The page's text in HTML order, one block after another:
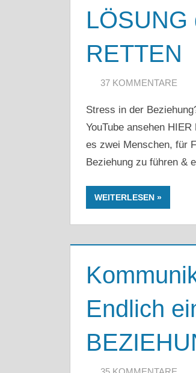
LÖSUNG
RETTEN
20. MÄRZ 2020
37 KOMMENTARE
Stress in der
YouTube ansehen
es zwei Menschen, für
Beziehung zu führen &
WEITERLESEN
Endlich